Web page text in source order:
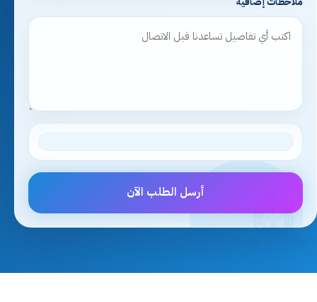
أرسل الطلب الآن